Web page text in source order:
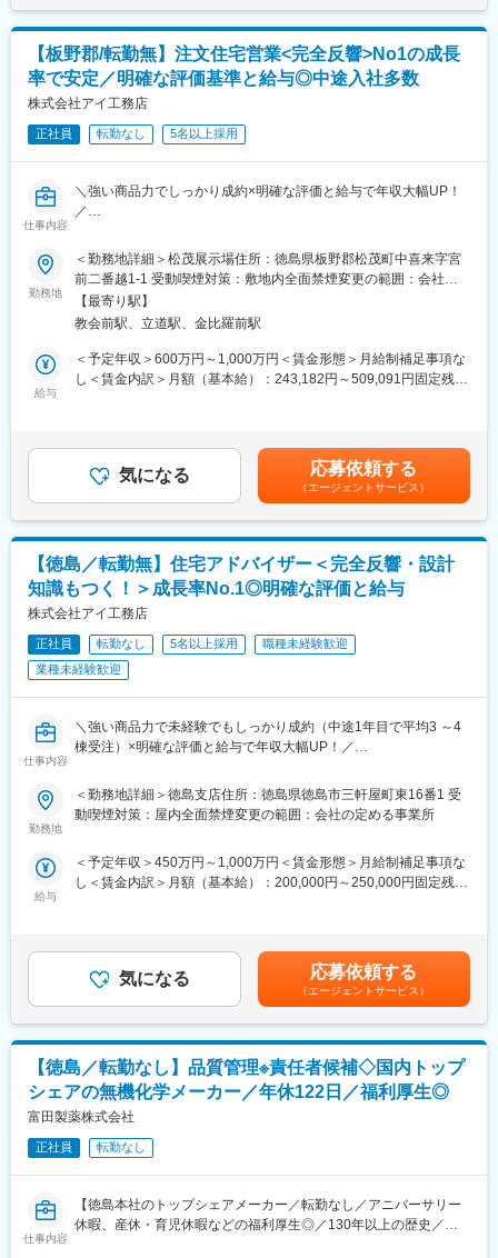
においても市場から高い評価を得ています。
私たちにとって、お引渡し=長いお付き合いの始まりです。
変更の範囲：会社の定める業務
Web研修を業務時間内に受講することができます。自己研鑽を支
援するため、税理士事業所業務に特化したWEB研修を受講できる
環境も整っています。実務に直結する知識を学びながら、着実に
スキルアップできる体制を整備しています。
■このポジションの魅力：
(1)【IT×会計】の専門知識！
システム担当兼事務職として、ITの知見を活かして顧問先へ、ソ
フトのクラウド化などのDX化のサポートを行いつつ、ゆくゆくは
会計の知識も身に着けて頂き、専門知識を持った人材に成長する
(2)【事業会社との違い】
一般企業の事務職とは違い、事業主様の対応など業務は多岐にわ
たりますのでご自身の成長やキャリアアップに繋がるなど、成長
の機会が多い環境です。また、残業も多くはないのと、土日もお
力です。
30歳以下の方が40%で、20代の若手も多い環境で和気あいあいと
した雰囲気です。勤続年数30年のベテランも在籍中です。
※システム担当は、ITに詳しい方が兼務している状況です。
変更の範囲：会社の定める業務
【板野郡/転勤無】注文住宅営業<完全反響>No1の成長
率で安定／明確な評価基準と給与◎中途入社多数
株式会社アイ工務店
正社員 転勤なし 5名以上採用
仕事内容
＼強い商品力でしっかり成約×明確な評価と給与で年収大幅UP！
／
＆中途入社多数で風通し◎～転勤なし！飛び込みテレアポ無し！
来年度から年休120日予定！】
＼飛び込みテレアポ無し！／
◎『固定給＋インセンティブ＋報奨金』で入社後2年で年収1000
万円超も可能！明確な評価制度で役職と年収を早期に上げて行け
る！
※少数精鋭で事業展開していることや販売戦略等もコストを意識し
て行っているため、利益率が高く、成果に対して他社より高い年
することができ、営業活動もしやすい！
※未経験も含め、中途1年目で1人平均3 ～4棟以上は販売できてお
ります！
◎出張や原則転勤無し！残業月35h程／来年度から年間休日120日
予定で仕事とプライベートのメリハリをつけられます！
■業務内容
お客様のニーズを伺い、ご希望に沿った住宅をゼロから企画・提
案します。
展示場にお越しいただいたお客様の反響型営業をお任せします。
・モデルハウスのご案内
■明確な評価基準と給与
・固定給に加え、賞与年2回＋報奨金が給与となります。
年収1000万円 ～2000万円の方も多数！入社後年収400～500万円
すい評価基準
■業務の魅力
商品プランをあえて絞っているため、ハイグレードな注文住宅を
販売できる価格力が大きな強みです。
他メーカーでは営業・設計・積算等を分業して担当しています
が、当社では引き渡しまで一貫して営業が携わります。
勤務地
＜勤務地詳細＞松茂展示場住所：徳島県板野郡松茂町中喜来字宮
前二番越1-1 受動喫煙対策：敷地内全面禁煙変更の範囲：会社の
定める事業所
【最寄り駅】
教会前駅、立道駅、金比羅前駅
給与
＜予定年収＞600万円～1,000万円＜賃金形態＞月給制補足事項な
し＜賃金内訳＞月額（基本給）：243,182円～509,091円固定残業
給与補足＞■賞与：年2回（3月、9月／個人の実績に伴います）■
年収は前職の実績・ご経験・ご年収などで変動します■モデル年
収：◆年収例1040万円／34歳／経験3年／課長職◆年収例1500万
円／40歳／経験7年／営業所長職賃金はあくまでも目安の金額で
あり、選考を通じて上下する可能性があります。月給(月額)は固定
手当を含めた表記です。
気になる 応募依頼する
（エージェントサービス）
【徳島／転勤無】住宅アドバイザー＜完全反響・設計
知識もつく！＞成長率No.1◎明確な評価と給与
株式会社アイ工務店
正社員 転勤なし 5名以上採用
職種未経験歓迎
業種未経験歓迎
仕事内容
＼強い商品力で未経験でもしっかり成約（中途1年目で平均3 ～4
棟受注）×明確な評価と給与で年収大幅UP！／
勤なし！飛び込みテレアポ無し！来年度から年休120日予定！】
万円超も可能！明確な評価制度で役職と年収を早期にUP！
（年収例）
意識して行っている等、利益率が高く、成果に対して他社より高
い年収をお渡しすることが可能です。
◎成長率の高さという安定性＆自由設計の住宅を適正価格で提供
することができ、未経験でも営業活動もしやすい！
※未経験も含め、中途1年目で1人平均3 ～4棟以上は販売できてお
ります！
◎出張や原則転勤無し！残業月35h程／来年度から年間休日120日
予定で仕事とプライベートのメリハリをつけられます！
2000億円突破の成長率！
勤務地
＜勤務地詳細＞徳島支店住所：徳島県徳島市三軒屋町東16番1 受
動喫煙対策：屋内全面禁煙変更の範囲：会社の定める事業所
給与
＜予定年収＞450万円～1,000万円＜賃金形態＞月給制補足事項な
し＜賃金内訳＞月額（基本給）：200,000円～250,000円固定残業
給与補足＞■賞与：年2回（3月、9月／個人の実績に伴います）■
年収は前職の実績・ご経験・ご年収などで変動します■モデル年
収：◆年収例1040万円／34歳／経験3年／課長職◆年収例1500万
円／40歳／経験7年／営業所長職賃金はあくまでも目安の金額で
あり、選考を通じて上下する可能性があります。月給(月額)は固定
手当を含めた表記です。
気になる 応募依頼する
（エージェントサービス）
【徳島／転勤なし】品質管理※責任者候補◇国内トップ
シェアの無機化学メーカー／年休122日／福利厚生◎
富田製薬株式会社
正社員 転勤なし
仕事内容
【徳島本社のトップシェアメーカー／転勤なし／アニバーサリー
休暇、産休・育児休暇などの福利厚生◎／130年以上の歴史／ノ